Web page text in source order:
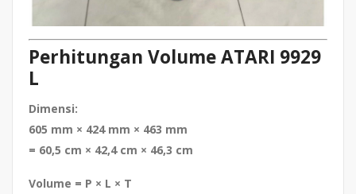
Perhitungan Volume ATARI 9929
L
Dimensi:
605 mm × 424 mm × 463 mm
= 60,5 cm × 42,4 cm × 46,3 cm
Volume = P × L × T